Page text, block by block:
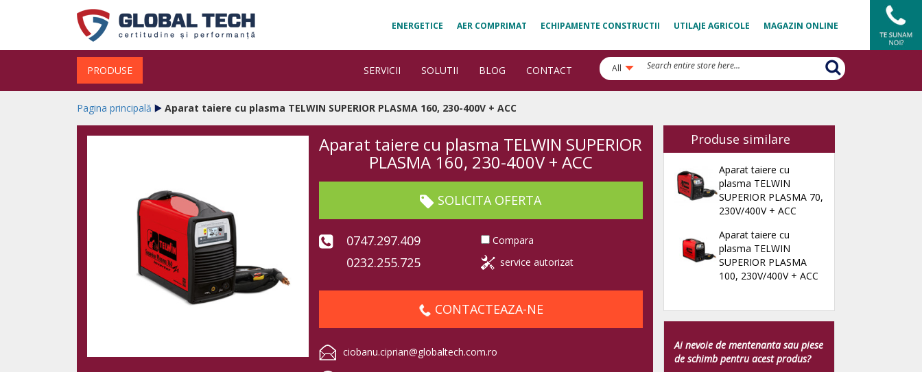
ENERGETICE AER COMPRIMAT ECHIPAMENTE CONSTRUCTII UTILAJE AGRICOLE MAGAZIN ONLINE
PRODUSE SERVICII SOLUTII BLOG CONTACT All
Pagina principală Aparat taiere cu plasma TELWIN SUPERIOR PLASMA 160, 230-400V + ACC
Aparat taiere cu plasma TELWIN SUPERIOR
PLASMA 160, 230-400V + ACC
SOLICITA OFERTA
0747.297.409
0232.255.725
Compara
service autorizat
CONTACTEAZA-NE
ciobanu.ciprian@globaltech.com.ro
Produse similare
Aparat taiere cu
plasma TELWIN
SUPERIOR PLASMA 70,
230V/400V + ACC
Aparat taiere cu
plasma TELWIN
SUPERIOR PLASMA
100, 230V/400V + ACC
Ai nevoie de mentenanta sau piese
de schimb pentru acest produs?